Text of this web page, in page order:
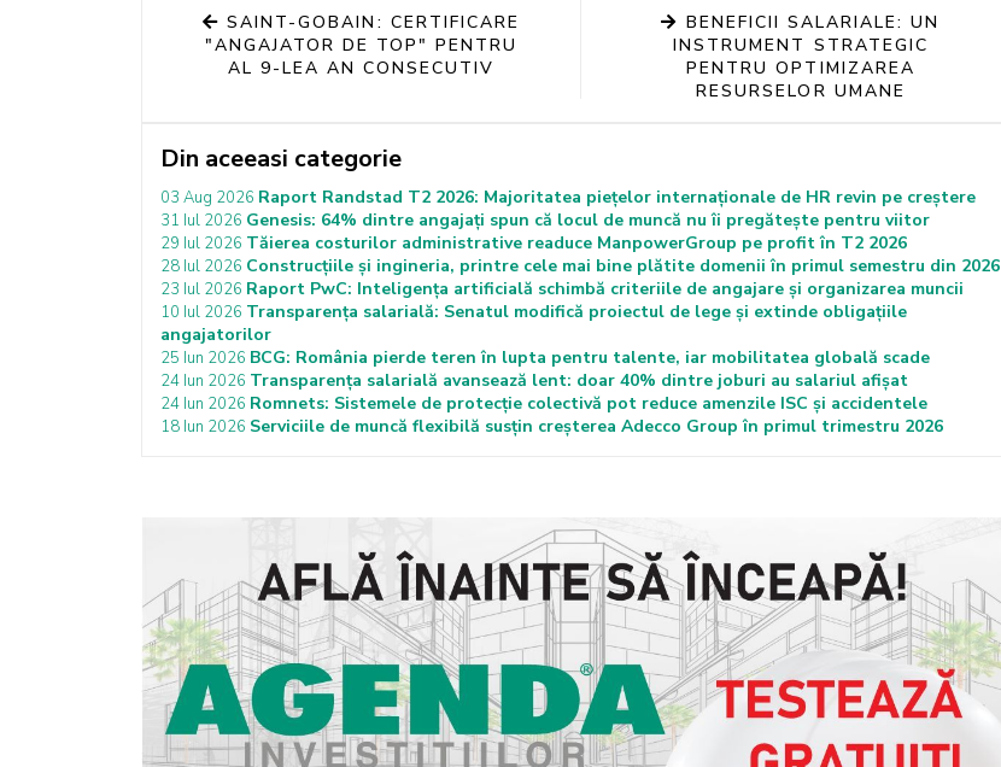
SAINT-GOBAIN: CERTIFICARE
"ANGAJATOR DE TOP" PENTRU
AL 9-LEA AN CONSECUTIV
BENEFICII SALARIALE: UN
INSTRUMENT STRATEGIC
PENTRU OPTIMIZAREA
RESURSELOR UMANE
Din aceeasi categorie
03 Aug 2026 Raport Randstad T2 2026: Majoritatea piețelor internaționale de HR revin pe creștere
31 Iul 2026 Genesis: 64% dintre angajați spun că locul de muncă nu îi pregătește pentru viitor
29 Iul 2026 Tăierea costurilor administrative readuce ManpowerGroup pe profit în T2 2026
28 Iul 2026 Construcțiile și ingineria, printre cele mai bine plătite domenii în primul semestru din 2026
23 Iul 2026 Raport PwC: Inteligența artificială schimbă criteriile de angajare și organizarea muncii
10 Iul 2026 Transparența salarială: Senatul modifică proiectul de lege și extinde obligațiile
angajatorilor
25 Iun 2026 BCG: România pierde teren în lupta pentru talente, iar mobilitatea globală scade
24 Iun 2026 Transparența salarială avansează lent: doar 40% dintre joburi au salariul afișat
24 Iun 2026 Romnets: Sistemele de protecție colectivă pot reduce amenzile ISC și accidentele
18 Iun 2026 Serviciile de muncă flexibilă susțin creșterea Adecco Group în primul trimestru 2026